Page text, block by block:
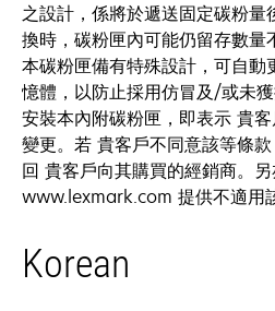
之設計，係將於遞送固定碳粉量
換時，碳粉匣內可能仍留存數量
本碳粉匣備有特殊設計，可自
憶體，以防止採用仿冒及/或未獲
安裝本內附碳粉匣，即表示 貴
變更。若 貴客戶不同意該等條
回 貴客戶向其購買的經銷商。
www.lexmark.com 提供不適用
Korean